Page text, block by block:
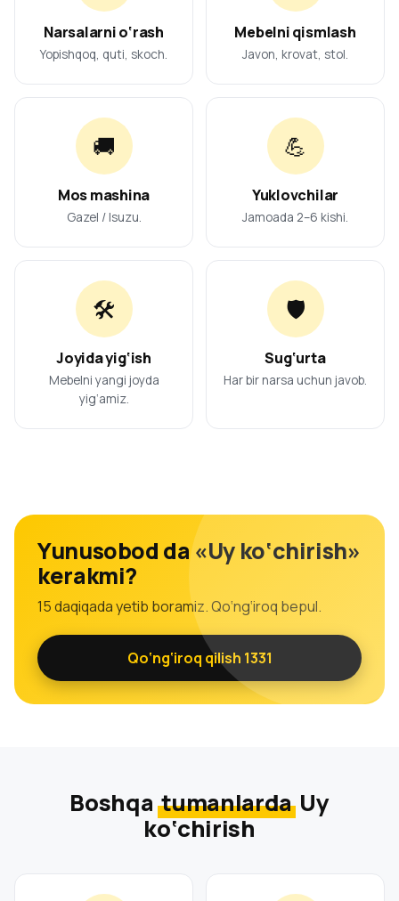
Narsalarni o‘rash
Yopishqoq, quti, skoch.
Mebelni qismlash
Javon, krovat, stol.
🚚
Mos mashina
Gazel / Isuzu.
💪
Yuklovchilar
Jamoada 2–6 kishi.
🛠️
Joyida yig‘ish
Mebelni yangi joyda
yig‘amiz.
🛡️
Sug‘urta
Har bir narsa uchun javob.
Yunusobod da «Uy ko‘chirish»
kerakmi?
15 daqiqada yetib boramiz. Qo‘ng‘iroq bepul.
Qo‘ng‘iroq qilish 1331
Boshqa tumanlardaUy
ko‘chirish